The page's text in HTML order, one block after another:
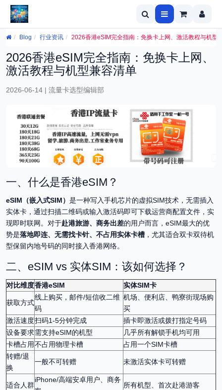
Blog 行业资讯 2026香港eSIM完全指南：免换卡上网、激活教程与机型
2026香港eSIM完全指南：免换卡上网、
激活教程与机型兼容清单
2026-06-14 | 流量卡选型编辑部
一、什么是香港eSIM？
eSIM（嵌入式SIM） 是一种写入手机芯片的虚拟SIM技术，无需插入
实体卡，通过扫描二维码或输入激活码即可下载运营商配置文件，实
现即时联网。对于赴港旅游、商务出差的用户而言，eSIM最大的优
势是落地即连、无需找卡针、不占用实体卡槽 ，尤其适合双卡双待机
型保留内地号码的同时接入香港网络。
二、eSIM vs 实体SIM：该如何选择？
对比维度香港eSIM 实体SIM卡
获取方式
线上购买，邮件/短信收二维
码
机场、便利店、鸭寮街现场购
买
激活速度扫码1-5分钟完成
插卡即激活或拨打指定号码
设备要求需支持eSIM的机型
几乎所有解锁手机均可用
卡槽占用不占用物理卡槽
占用一个SIM卡槽
转赠/退
换
一般不可转赠 未激活实体卡可转赠
适合人群
iPhone/高端安卓用户、商务
所有机型、首次赴港游客